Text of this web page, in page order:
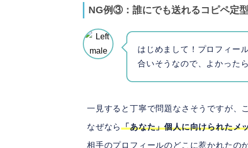
NG例③：誰にでも送れるコピペ定
はじめまして！プロフィー
合いそうなので、よかった
一見すると丁寧で問題なさそうですが、
なぜなら「あなた」個人に向けられたメ
相手のプロフィールのどこに惹かれたの